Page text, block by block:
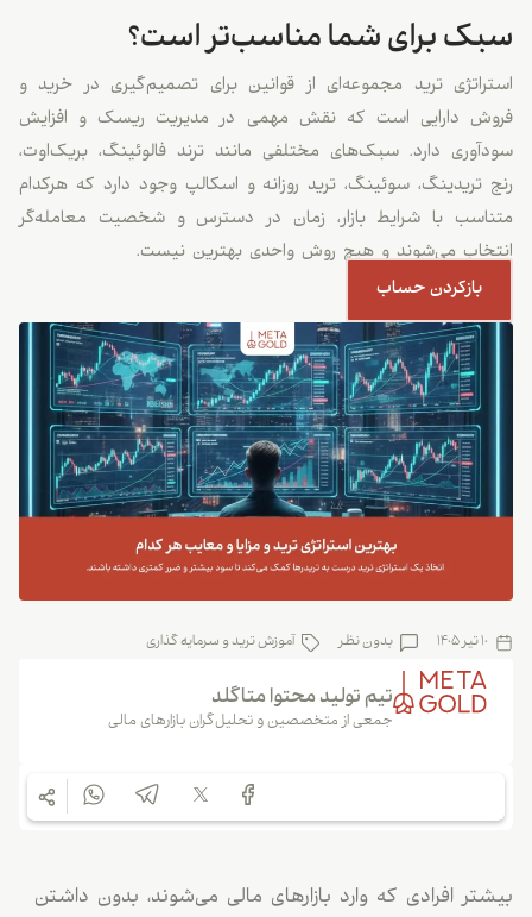
سبک برای شما مناسب‌تر است؟
استراتژی ترید مجموعه‌ای از قوانین برای تصمیم‌گیری در خرید و
فروش دارایی است که نقش مهمی در مدیریت ریسک و افزایش
سودآوری دارد. سبک‌های مختلفی مانند ترند فالوئینگ، بریک‌اوت،
رنج تریدینگ، سوئینگ، ترید روزانه و اسکالپ وجود دارد که هرکدام
متناسب با شرایط بازار، زمان در دسترس و شخصیت معامله‌گر
انتخاب می‌شوند و هیچ روش واحدی بهترین نیست.
بازکردن حساب
10 تیر 1405 بدون نظر آموزش ترید و سرمایه گذاری
تیم تولید محتوا متاگلد
جمعی از متخصصین و تحلیل‌گران بازارهای مالی
بیشتر افرادی که وارد بازارهای مالی می‌شوند، بدون داشتن